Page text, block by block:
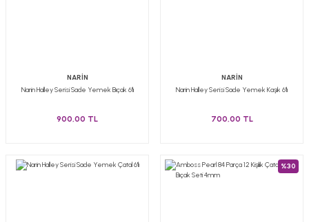
NARİN
Narin Halley Serisi Sade Yemek Bıçak 6'lı
900,00 TL
NARİN
Narin Halley Serisi Sade Yemek Kaşık 6'lı
700,00 TL
%30